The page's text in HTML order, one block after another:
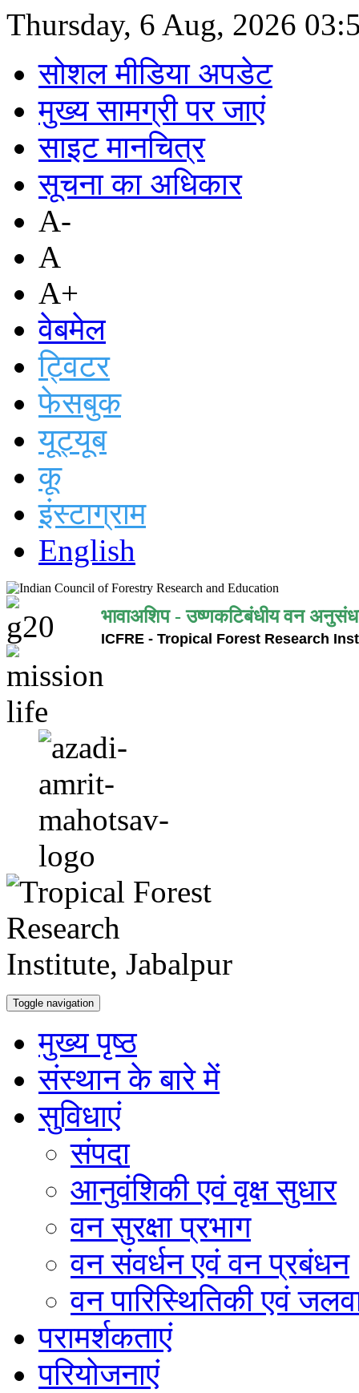
Thursday, 6 Aug, 2026
सोशल मीडिया अपडेट
मुख्य सामग्री पर जाएं
साइट मानचित्र
सूचना का अधिकार
A-
A
A+
वेबमेल
ट्विटर
फेसबुक
यूट्यूब
कू
इंस्टाग्राम
English
भावाअशिप - उष्णकटिबंधीय वन
ICFRE - Tropical Forest Research
Toggle navigation
मुख्य पृष्ठ
संस्थान के बारे में
सुविधाएं
संपदा
आनुवंशिकी एवं वृक्ष सुधार
वन सुरक्षा प्रभाग
वन संवर्धन एवं वन प्रबंधन
वन पारिस्थितिकी एवं
परामर्शकताएं
परियोजनाएं